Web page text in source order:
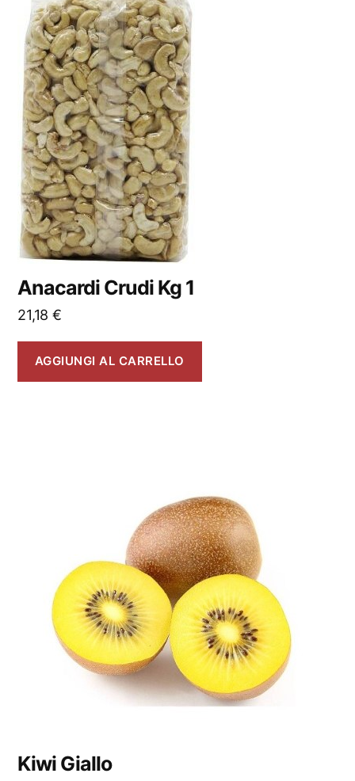
Anacardi Crudi Kg 1
21,18 €
AGGIUNGI AL CARRELLO
Kiwi Giallo